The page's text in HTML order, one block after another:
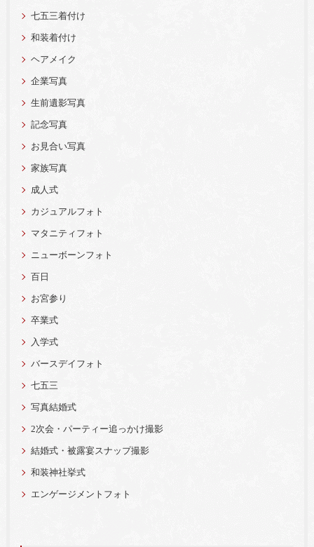
七五三着付け
和装着付け
ヘアメイク
企業写真
生前遺影写真
記念写真
お見合い写真
家族写真
成人式
カジュアルフォト
マタニティフォト
ニューボーンフォト
百日
お宮参り
卒業式
入学式
バースデイフォト
七五三
写真結婚式
2次会・パーティー追っかけ撮影
結婚式・被露宴スナップ撮影
和装神社挙式
エンゲージメントフォト